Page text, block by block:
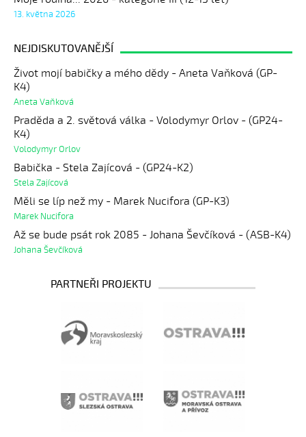
13. května 2026
NEJDISKUTOVANĚJŠÍ
Život mojí babičky a mého dědy - Aneta Vaňková (GP-
K4)
Aneta Vaňková
Praděda a 2. světová válka - Volodymyr Orlov - (GP24-
K4)
Volodymyr Orlov
Babička - Stela Zajícová - (GP24-K2)
Stela Zajícová
Měli se líp než my - Marek Nucifora (GP-K3)
Marek Nucifora
Až se bude psát rok 2085 - Johana Ševčíková - (ASB-K4)
Johana Ševčíková
PARTNEŘI PROJEKTU